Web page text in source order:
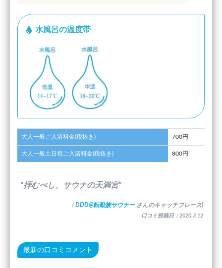
水風呂の温度帯
大人一般ご入浴料金(税抜き) 700円
大人一般土日祝ご入浴料金(税抜き) 800円
”拝むべし、サウナの天満宮”
( DDD@転勤族サウナー さんのキャッチフレーズ)
口コミ投稿日：2020.3.12
最新の口コミコメント